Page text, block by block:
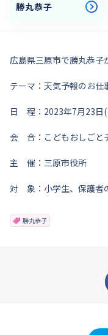
勝丸恭子
広島県三原市で勝丸恭子
テーマ：天気予報のお仕
日 程：2023年7月23日(
会 合：こどもおしごと
主 催：三原市役所
対 象：小学生、保護者
勝丸恭子